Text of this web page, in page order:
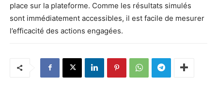
place sur la plateforme. Comme les résultats simulés
sont immédiatement accessibles, il est facile de mesurer
l’efficacité des actions engagées.